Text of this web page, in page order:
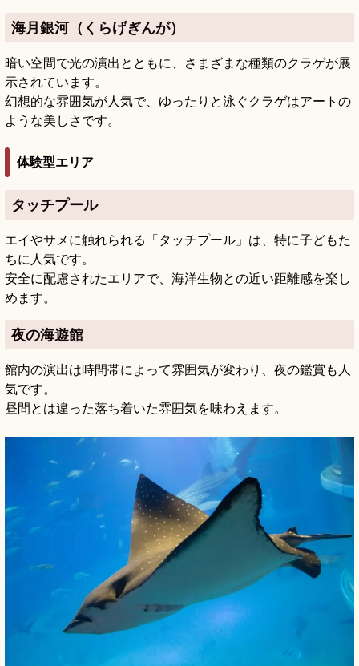
海月銀河（くらげぎんが）
暗い空間で光の演出とともに、さまざまな種類のクラゲが展
示されています。
幻想的な雰囲気が人気で、ゆったりと泳ぐクラゲはアートの
ような美しさです。
体験型エリア
タッチプール
エイやサメに触れられる「タッチプール」は、特に子どもた
ちに人気です。
安全に配慮されたエリアで、海洋生物との近い距離感を楽し
めます。
夜の海遊館
館内の演出は時間帯によって雰囲気が変わり、夜の鑑賞も人
気です。
昼間とは違った落ち着いた雰囲気を味わえます。